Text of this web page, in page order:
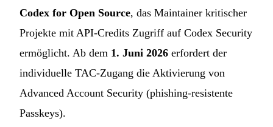
Codex for Open Source, das Maintainer kritischer
Projekte mit API-Credits Zugriff auf Codex Security
ermöglicht. Ab dem 1. Juni 2026 erfordert der
individuelle TAC-Zugang die Aktivierung von
Advanced Account Security (phishing-resistente
Passkeys).